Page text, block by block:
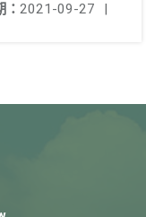
2021-09-27 |